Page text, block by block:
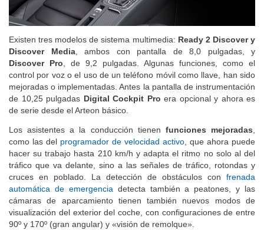
Existen tres modelos de sistema multimedia: Ready 2 Discover y
Discover Media, ambos con pantalla de 8,0 pulgadas, y
Discover Pro , de 9,2 pulgadas. Algunas funciones, como el
control por voz o el uso de un teléfono móvil como llave, han sido
mejoradas o implementadas. Antes la pantalla de instrumentación
de 10,25 pulgadas Digital Cockpit Pro era opcional y ahora es
de serie desde el Arteon básico.
Los asistentes a la conducción tienen funciones mejoradas
como las del programador de velocidad activo , que ahora puede
hacer su trabajo hasta 210 km/h y adapta el ritmo no solo al del
tráfico que va delante, sino a las señales de tráfico, rotondas y
cruces en poblado. La detección de obstáculos con frenada
automática de emergencia detecta también a peatones, y las
cámaras de aparcamiento tienen también nuevos modos de
visualización del exterior del coche, con configuraciones de entre
90º y 170º (gran angular) y «visión de remolque».